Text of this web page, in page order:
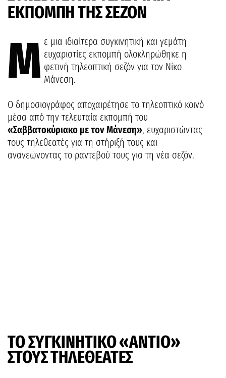
ΕΚΠΟΜΠΗ ΤΗΣ ΣΕΖΟΝ
Μ ε μια ιδιαίτερα συγκινητική και γεμάτη
ευχαριστίες εκπομπή ολοκληρώθηκε η
φετινή τηλεοπτική σεζόν για τον Νίκο
Μάνεση.
Ο δημοσιογράφος αποχαιρέτησε το τηλεοπτικό κοινό
μέσα από την τελευταία εκπομπή του
«Σαββατοκύριακο με τον Μάνεση», ευχαριστώντας
τους τηλεθεατές για τη στήριξή τους και
ανανεώνοντας το ραντεβού τους για τη νέα σεζόν.
ΤΟ ΣΥΓΚΙΝΗΤΙΚΟ «ΑΝΤΙΟ»
ΣΤΟΥΣ ΤΗΛΕΘΕΑΤΕΣ